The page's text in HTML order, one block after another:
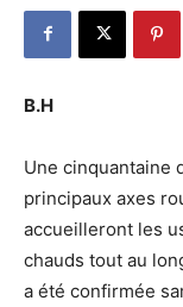
B.H
Une cinquantaine
principaux axes
accueilleront les
chauds tout au
a été confirmée